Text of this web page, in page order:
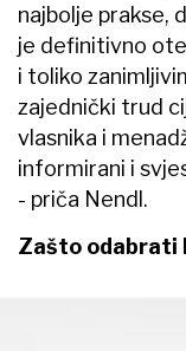
najbolje prakse,
je definitivno
i toliko
zajednički trud
vlasnika i
informirani i
- priča Nendl.
Zašto odabrati